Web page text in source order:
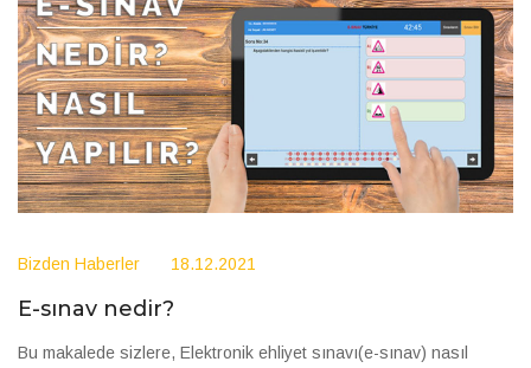
Bizden Haberler 18.12.2021
E-sınav nedir?
Bu makalede sizlere, Elektronik ehliyet sınavı(e-sınav) nasıl